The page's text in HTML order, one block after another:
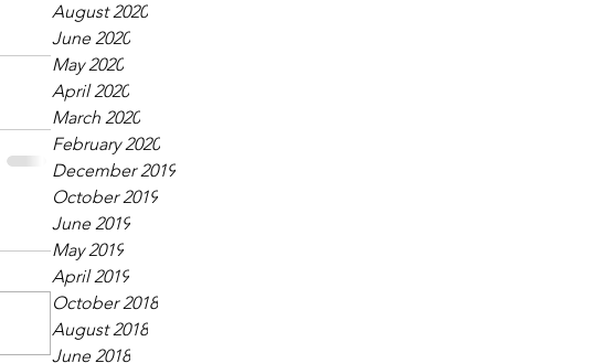
August 2020
June 2020
May 2020
April 2020
March 2020
February 2020
December 2019
October 2019
June 2019
May 2019
April 2019
October 2018
August 2018
June 2018